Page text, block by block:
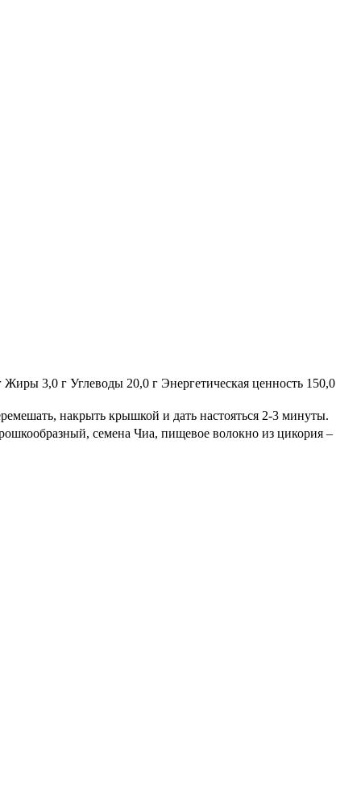
3,0 г Углеводы 20,0 г Энергетическая ценность 150,0
накрыть крышкой и дать настояться 2-3 минуты.
семена Чиа, пищевое волокно из цикория –